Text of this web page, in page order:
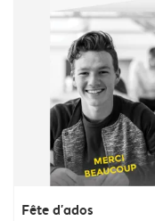
Fête d'ados